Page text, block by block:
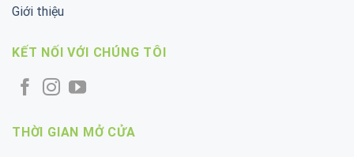
Giới thiệu
KẾT NỐI VỚI CHÚNG TÔI
THỜI GIAN MỞ CỬA